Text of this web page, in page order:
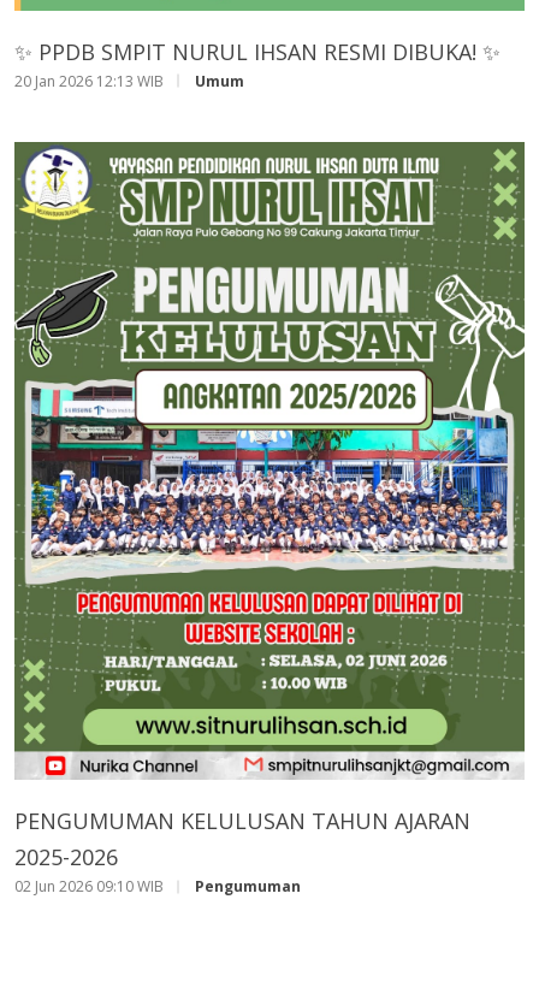
✨ PPDB SMPIT NURUL IHSAN RESMI DIBUKA! ✨
20 Jan 2026 12:13 WIB Umum
PENGUMUMAN KELULUSAN TAHUN AJARAN
2025-2026
02 Jun 2026 09:10 WIB Pengumuman